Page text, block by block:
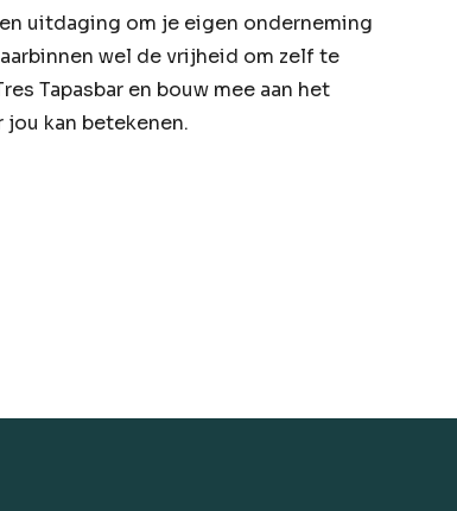
uitdaging om je eigen onderneming
wel de vrijheid om zelf te
Tapasbar en bouw mee aan het
jou kan betekenen.